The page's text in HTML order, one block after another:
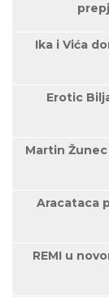
Ika i Vića
Erotic
Martin
Aracataca
REMI u